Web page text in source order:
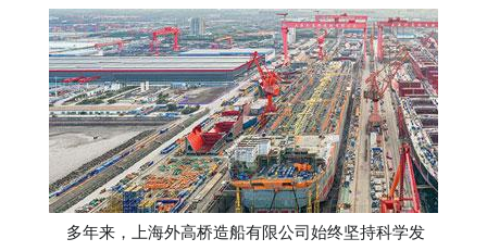
多年来，上海外高桥造船有限公司始终坚持科学发